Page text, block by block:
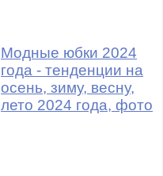
Модные юбки 2024
года - тенденции на
осень, зиму, весну,
лето 2024 года, фото